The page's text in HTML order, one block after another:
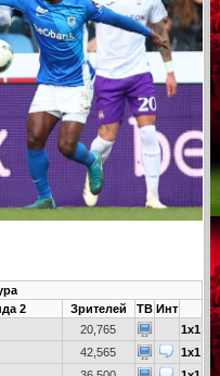
2 Зрителей ТВ Инт
20,765
1x1
42,565
1x1